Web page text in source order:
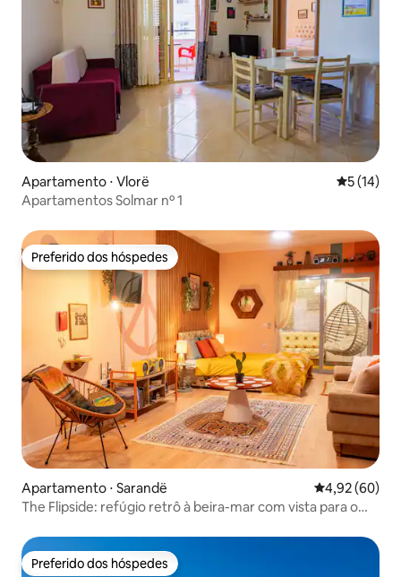
Apartamento ⋅ Vlorë 5 de uma
5 (14)
Apartamentos Solmar nº 1
Preferido dos hóspedes
Preferido dos hóspedes
Apartamento ⋅ Sarandë 4,92 de uma
4,92 (60)
The Flipside: refúgio retrô à beira-mar com vista para o
Preferido dos hóspedes
Preferido dos hóspedes